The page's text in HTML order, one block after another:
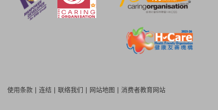
使用条款 | 连结 | 联络我们 | 网站地图 | 消费者教育网站